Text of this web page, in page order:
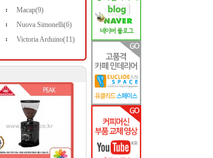
Macap(9)
Nuova Simonelli(6)
Victoria Arduino(11)